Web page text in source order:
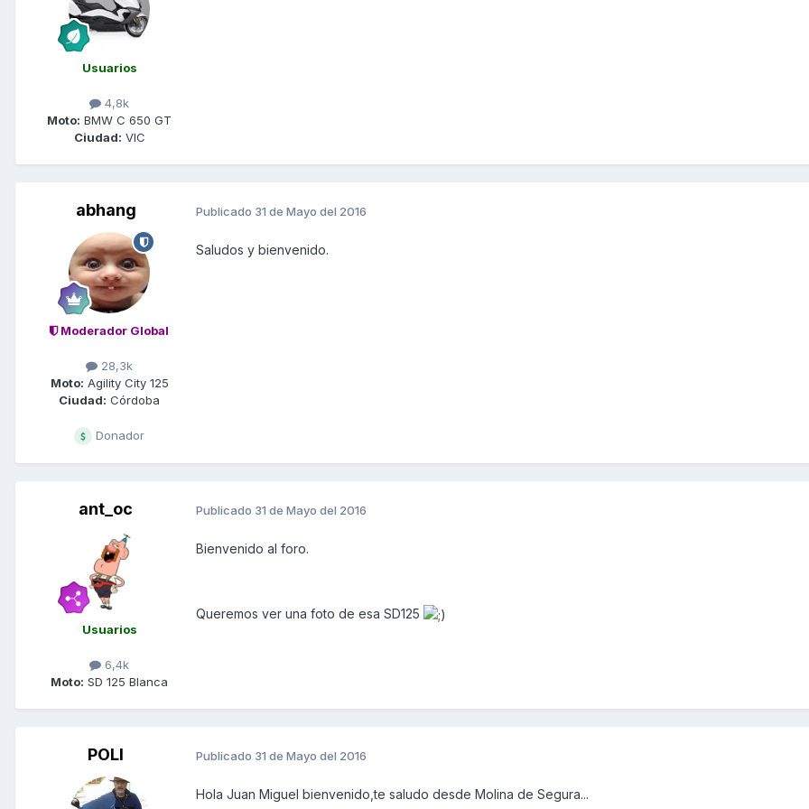
Usuarios
4,8k
Moto: BMW C 650 GT
Ciudad: VIC
abhang
Moderador Global
28,3k
Moto: Agility City 125
Ciudad: Córdoba
Donador
Publicado 31 de Mayo del 2016
Saludos y bienvenido.
ant_oc
Usuarios
6,4k
Moto: SD 125 Blanca
Publicado 31 de Mayo del 2016
Bienvenido al foro.
Queremos ver una foto de esa SD125
POLI Publicado 31 de Mayo del 2016
Hola Juan Miguel bienvenido,te saludo desde Molina de Segura...